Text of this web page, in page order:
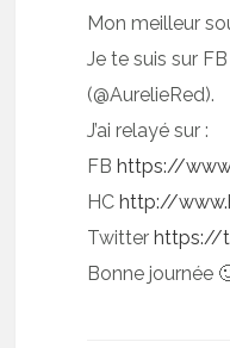
Mon meilleur
Je te suis sur
(@AurelieRed).
J’ai relayé sur :
FBhttps://
HChttp://
Twitterhttps://
Bonne journée